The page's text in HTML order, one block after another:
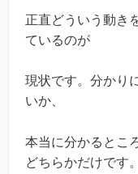
正直どういう動き
ているのが
現状です。分かり
いか、
本当に分かるとこ
どちらかだけです。